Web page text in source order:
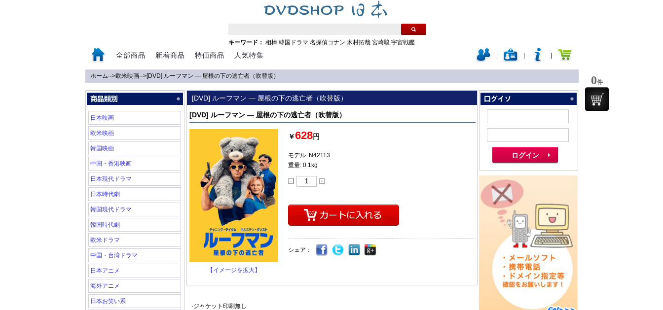
キーワード： 相棒 韓国ドラマ 名探偵コナン 木村拓哉 宮崎駿 宇宙戦艦
全部商品 新着商品 特価商品 人気特集
ホーム-->欧米映画-->[DVD] ルーフマン ― 屋根の下の逃亡者（吹替版）
日本映画
欧米映画
韓国映画
中国・香港映画
日本現代ドラマ
日本時代劇
韓国現代ドラマ
韓国時代劇
欧米ドラマ
中国・台湾ドラマ
日本アニメ
海外アニメ
日本お笑い系
[DVD] ルーフマン ― 屋根の下の逃亡者（吹替版）
[DVD] ルーフマン ― 屋根の下の逃亡者（吹替版）
【イメージを拡大】
￥628円
モデル: N42113
重量: 0.1kg
シェア：
·ジャケット印刷無し
0件
0